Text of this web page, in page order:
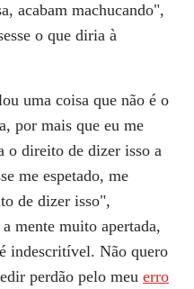
acabam machucando",
o que diria à
uma coisa que não é o
por mais que eu me
o direito de dizer isso a
me espetado, me
de dizer isso",
mente muito apertada,
indescritível. Não quero
perdão pelo meu erro